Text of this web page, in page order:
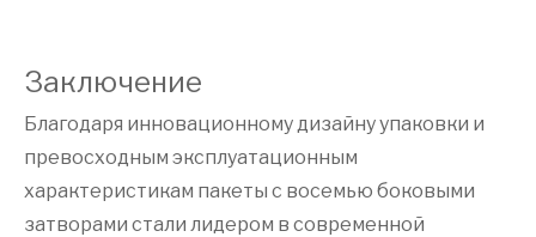
Заключение
Благодаря инновационному дизайну упаковки и
превосходным эксплуатационным
характеристикам пакеты с восемью боковыми
затворами стали лидером в современной